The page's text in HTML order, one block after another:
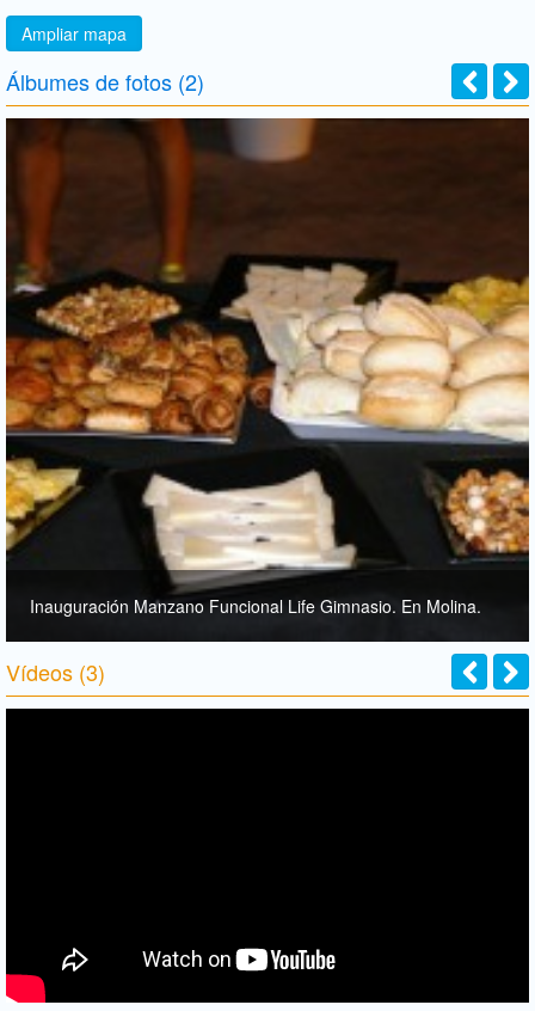
Ampliar mapa
Álbumes de fotos (2)
Inauguración Manzano Funcional Life Gimnasio. En Molina.
Vídeos (3)